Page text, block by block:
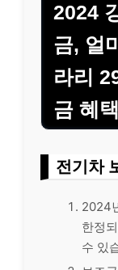
2024
금, 얼
라리
금 혜
전기차
2024
한정
수 있